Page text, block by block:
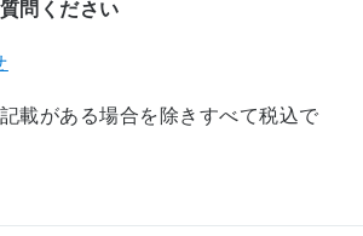
問ください
載がある場合を除きすべて税込で